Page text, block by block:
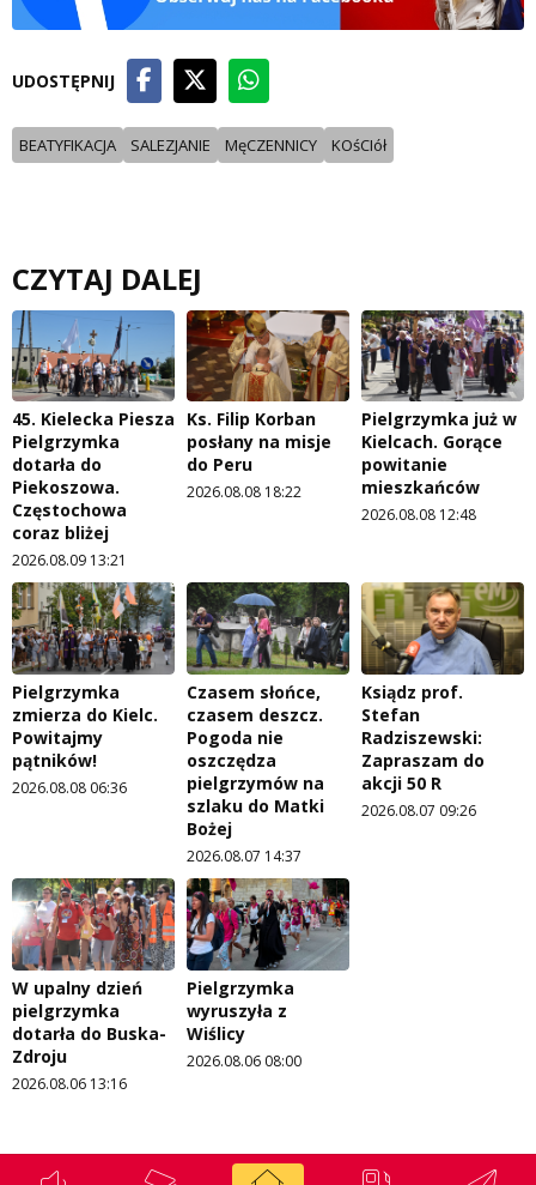
UDOSTĘPNIJ
BEATYFIKACJA SALEZJANIE MęCZENNICY KOśCIół
CZYTAJ DALEJ
45. Kielecka Piesza
Pielgrzymka
dotarła do
Piekoszowa.
Częstochowa
coraz bliżej
2026.08.09 13:21
Ks. Filip Korban
posłany na misje
do Peru
2026.08.08 18:22
Pielgrzymka już w
Kielcach. Gorące
powitanie
mieszkańców
2026.08.08 12:48
Pielgrzymka
zmierza do Kielc.
Powitajmy
pątników!
2026.08.08 06:36
Czasem słońce,
czasem deszcz.
Pogoda nie
oszczędza
pielgrzymów na
szlaku do Matki
Bożej
2026.08.07 14:37
Ksiądz prof.
Stefan
Radziszewski:
Zapraszam do
akcji 50 R
2026.08.07 09:26
W upalny dzień
pielgrzymka
dotarła do Buska-
Zdroju
2026.08.06 13:16
Pielgrzymka
wyruszyła z
Wiślicy
2026.08.06 08:00